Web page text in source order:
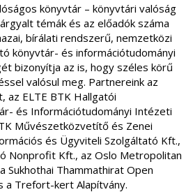
könyvtár – könyvtári valóság
témák és az előadók száma
bírálati rendszerű, nemzetközi
könyvtár- és információtudományi
bizonyítja az is, hogy széles körű
valósul meg. Partnereink az
az ELTE BTK Hallgatói
és Információtudományi Intézeti
Művészetközvetítő és Zenei
és Ügyviteli Szolgáltató Kft.,
Nonprofit Kft., az Oslo Metropolitan
Sukhothai Thammathirat Open
a Trefort-kert Alapítvány.